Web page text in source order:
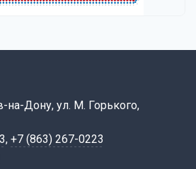
на-Дону, ул. М. Горького,
, +7 (863) 267-0223